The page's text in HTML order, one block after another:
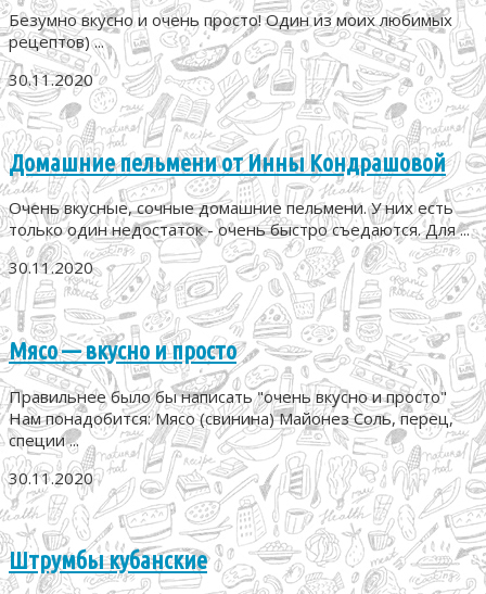
Безумно вкусно и очень просто! Один из моих любимых
рецептов) ...
30.11.2020
Домашние пельмени от Инны Кондрашовой
Очень вкусные, сочные домашние пельмени. У них есть
только один недостаток - очень быстро съедаются. Для ...
30.11.2020
Мясо — вкусно и просто
Правильнее было бы написать "очень вкусно и просто"
Нам понадобится: Мясо (свинина) Майонез Соль, перец,
специи ...
30.11.2020
Штрумбы кубанские